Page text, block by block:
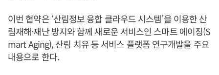
이번 협약은 ‘산림정보 융합 클라우드 시스템’을 이용한 산
림재해·재난 방지와 함께 새로운 서비스인 스마트 에이징(S
mart Aging), 산림 치유 등 서비스 플랫폼 연구개발을 주요
내용으로 한다.